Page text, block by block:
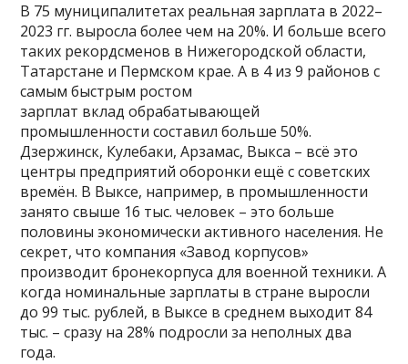
В 75 муниципалитетах реальная зарплата в 2022–
2023 гг. выросла более чем на 20%. И больше всего
таких рекордсменов в Нижегородской области,
Татарстане и Пермском крае. А в 4 из 9 районов с
самым быстрым ростом
зарплат вклад обрабатывающей
промышленности составил больше 50%.
Дзержинск, Кулебаки, Арзамас, Выкса – всё это
центры предприятий оборонки ещё с советских
времён. В Выксе, например, в промышленности
занято свыше 16 тыс. человек – это больше
половины экономически активного населения. Не
секрет, что компания «Завод корпусов»
производит бронекорпуса для военной техники. А
когда номинальные зарплаты в стране выросли
до 99 тыс. рублей, в Выксе в среднем выходит 84
тыс. – сразу на 28% подросли за неполных два
года.